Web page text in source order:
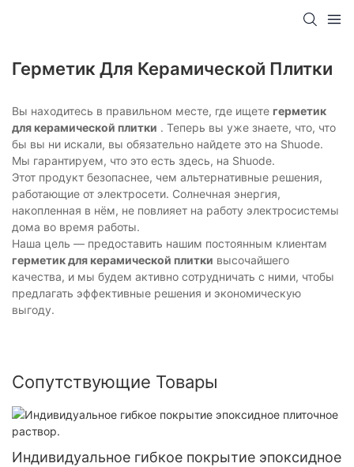
Герметик Для Керамической Плитки
Вы находитесь в правильном месте, где ищете герметик
для керамической плитки . Теперь вы уже знаете, что, что
бы вы ни искали, вы обязательно найдете это на Shuode.
Мы гарантируем, что это есть здесь, на Shuode.
Этот продукт безопаснее, чем альтернативные решения,
работающие от электросети. Солнечная энергия,
накопленная в нём, не повлияет на работу электросистемы
дома во время работы.
Наша цель — предоставить нашим постоянным клиентам
герметик для керамической плитки высочайшего
качества, и мы будем активно сотрудничать с ними, чтобы
предлагать эффективные решения и экономическую
выгоду.
Сопутствующие Товары
Индивидуальное гибкое покрытие эпоксидное